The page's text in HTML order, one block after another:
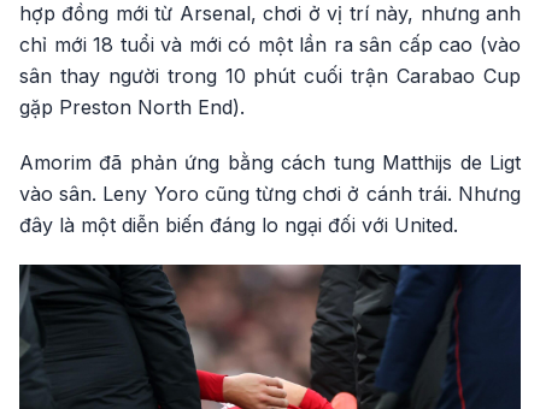
hợp đồng mới từ Arsenal, chơi ở vị trí này, nhưng anh
chỉ mới 18 tuổi và mới có một lần ra sân cấp cao (vào
sân thay người trong 10 phút cuối trận Carabao Cup
gặp Preston North End).
Amorim đã phản ứng bằng cách tung Matthijs de Ligt
vào sân. Leny Yoro cũng từng chơi ở cánh trái. Nhưng
đây là một diễn biến đáng lo ngại đối với United.